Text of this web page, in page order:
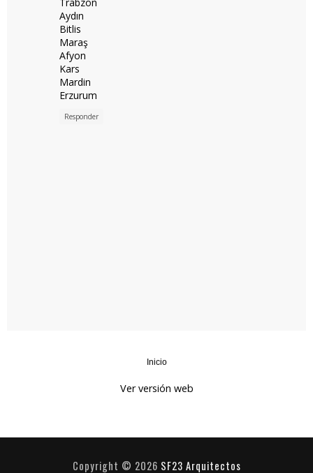
Aydın
Bitlis
Maraş
Afyon
Kars
Mardin
Erzurum
Responder
Inicio
Ver versión web
Copyright © 2026 SF23 Arquitectos